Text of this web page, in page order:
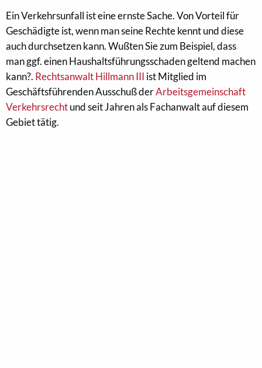
Ein Verkehrsunfall ist eine ernste Sache. Von Vorteil für
Geschädigte ist, wenn man seine Rechte kennt und diese
auch durchsetzen kann. Wußten Sie zum Beispiel, dass
man ggf. einen Haushaltsführungsschaden geltend machen
kann?. Rechtsanwalt Hillmann III ist Mitglied im
Geschäftsführenden Ausschuß derArbeitsgemeinschaft
Verkehrsrechtund seit Jahren als Fachanwalt auf diesem
Gebiet tätig.